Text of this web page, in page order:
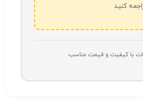
کنید
با کیفیت و قیمت مناسب